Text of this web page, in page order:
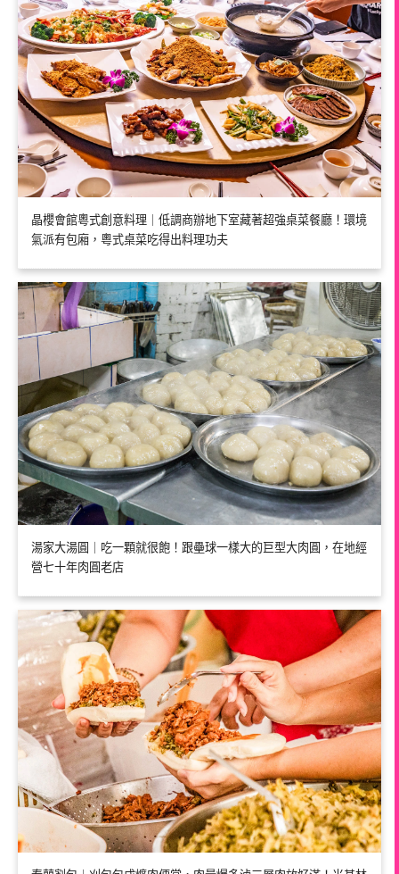
晶櫻會館粵式創意料理｜低調商辦地下室藏著超強桌菜餐廳！環境
氣派有包廂，粵式桌菜吃得出料理功夫
湯家大湯圓｜吃一顆就很飽！跟壘球一樣大的巨型大肉圓，在地經
營七十年肉圓老店